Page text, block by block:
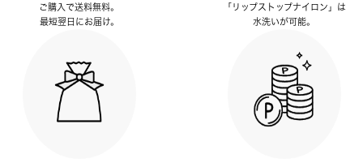
ご購入で送料無料。
最短翌日にお届け。
「リップストップナイロン」は
水洗いが可能。